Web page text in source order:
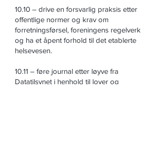
10.10 – drive en forsvarlig praksis etter
offentlige normer og krav om
forretningsførsel, foreningens regelverk
og ha et åpent forhold til det etablerte
helsevesen.
10.11 – føre journal etter løyve fra
Datatilsynet i henhold til lover og